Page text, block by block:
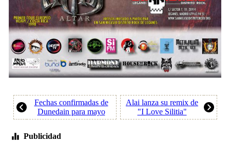
Fechas confirmadas de
Dunedain para mayo
Alai lanza su remix de
"I Love Silitia"
Publicidad